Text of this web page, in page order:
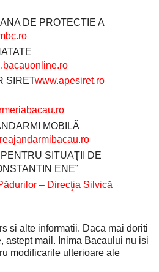
DE PROTECTIE A
SIRETwww.apesiret.ro
MOBILÃ
SITUAŢII DE
ENE”
– Direcţia Silvică
si alte informatii. Daca mai doriti
astept mail. Inima Bacaului nu isi
modificarile ulterioare ale